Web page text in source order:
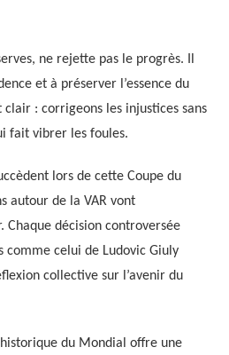
ne rejette pas le progrès. Il
et à préserver l’essence du
clair : corrigeons les injustices sans
fait vibrer les foules.
lors de cette Coupe du
autour de la VAR vont
Chaque décision controversée
comme celui de Ludovic Giuly
collective sur l’avenir du
du Mondial offre une